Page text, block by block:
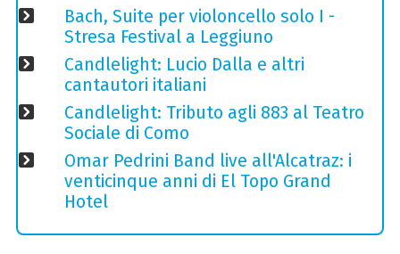
Bach, Suite per violoncello solo I -
Stresa Festival a Leggiuno
Candlelight: Lucio Dalla e altri
cantautori italiani
Candlelight: Tributo agli 883 al Teatro
Sociale di Como
Omar Pedrini Band live all'Alcatraz: i
venticinque anni di El Topo Grand
Hotel